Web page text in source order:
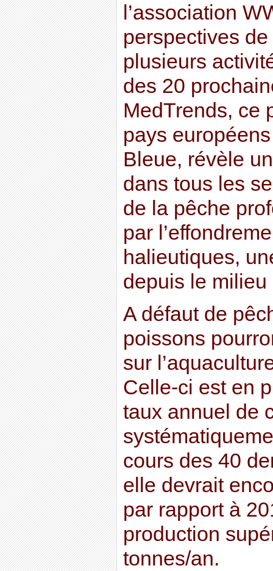
l’association
perspectives
plusieurs
des 20
MedTrends, ce
pays
Bleue, révèle
dans tous les
de la pêche
par
halieutiques,
depuis le
A défaut de
poissons
sur
Celle-ci est en
taux annuel de
cours des 40
elle devrait
par rapport à
production
tonnes/an.